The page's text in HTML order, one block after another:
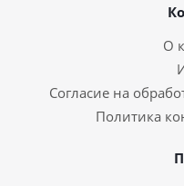
О
Согласие на
Политика